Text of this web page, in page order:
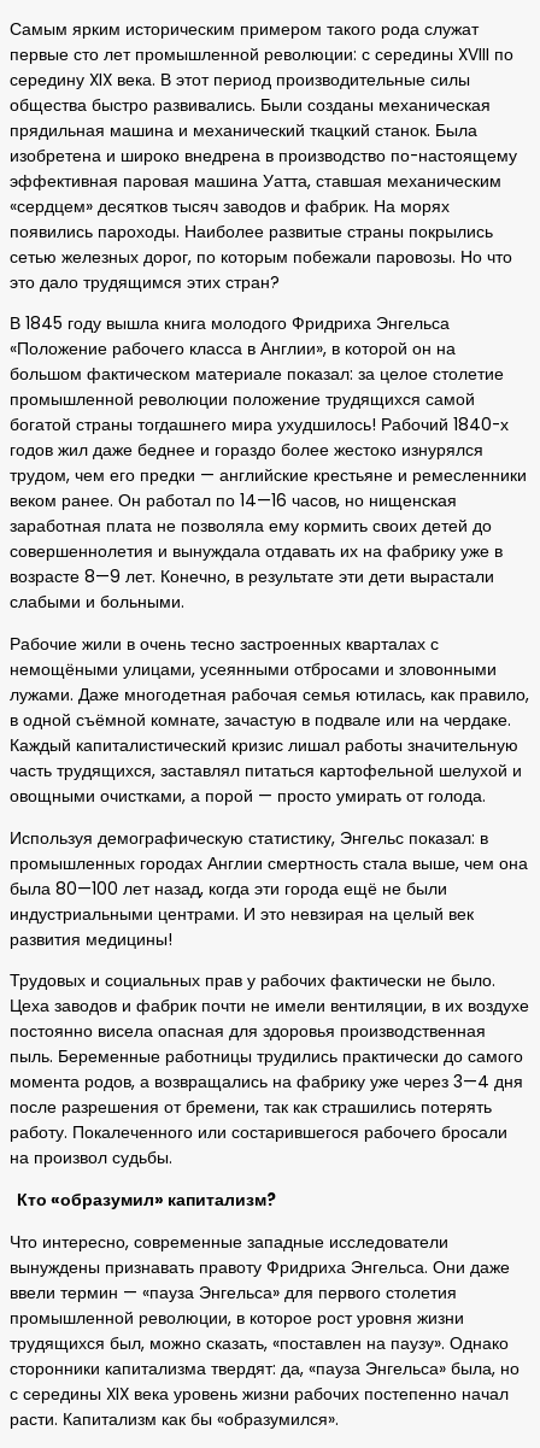
Самым ярким историческим примером такого рода служат
первые сто лет промышленной революции: с середины XVIII по
середину XIX века. В этот период производительные силы
общества быстро развивались. Были созданы механическая
прядильная машина и механический ткацкий станок. Была
изобретена и широко внедрена в производство по-настоящему
эффективная паровая машина Уатта, ставшая механическим
«сердцем» десятков тысяч заводов и фабрик. На морях
появились пароходы. Наиболее развитые страны покрылись
сетью железных дорог, по которым побежали паровозы. Но что
это дало трудящимся этих стран?
В 1845 году вышла книга молодого Фридриха Энгельса
«Положение рабочего класса в Англии», в которой он на
большом фактическом материале показал: за целое столетие
промышленной революции положение трудящихся самой
богатой страны тогдашнего мира ухудшилось! Рабочий 1840-х
годов жил даже беднее и гораздо более жестоко изнурялся
трудом, чем его предки — английские крестьяне и ремесленники
веком ранее. Он работал по 14—16 часов, но нищенская
заработная плата не позволяла ему кормить своих детей до
совершеннолетия и вынуждала отдавать их на фабрику уже в
возрасте 8—9 лет. Конечно, в результате эти дети вырастали
слабыми и больными.
Рабочие жили в очень тесно застроенных кварталах с
немощёными улицами, усеянными отбросами и зловонными
лужами. Даже многодетная рабочая семья ютилась, как правило,
в одной съёмной комнате, зачастую в подвале или на чердаке.
Каждый капиталистический кризис лишал работы значительную
часть трудящихся, заставлял питаться картофельной шелухой и
овощными очистками, а порой — просто умирать от голода.
Используя демографическую статистику, Энгельс показал: в
промышленных городах Англии смертность стала выше, чем она
была 80—100 лет назад, когда эти города ещё не были
индустриальными центрами. И это невзирая на целый век
развития медицины!
Трудовых и социальных прав у рабочих фактически не было.
Цеха заводов и фабрик почти не имели вентиляции, в их воздухе
постоянно висела опасная для здоровья производственная
пыль. Беременные работницы трудились практически до самого
момента родов, а возвращались на фабрику уже через 3—4 дня
после разрешения от бремени, так как страшились потерять
работу. Покалеченного или состарившегося рабочего бросали
на произвол судьбы.
Кто «образумил» капитализм?
Что интересно, современные западные исследователи
вынуждены признавать правоту Фридриха Энгельса. Они даже
ввели термин — «пауза Энгельса» для первого столетия
промышленной революции, в которое рост уровня жизни
трудящихся был, можно сказать, «поставлен на паузу». Однако
сторонники капитализма твердят: да, «пауза Энгельса» была, но
с середины XIX века уровень жизни рабочих постепенно начал
расти. Капитализм как бы «образумился».